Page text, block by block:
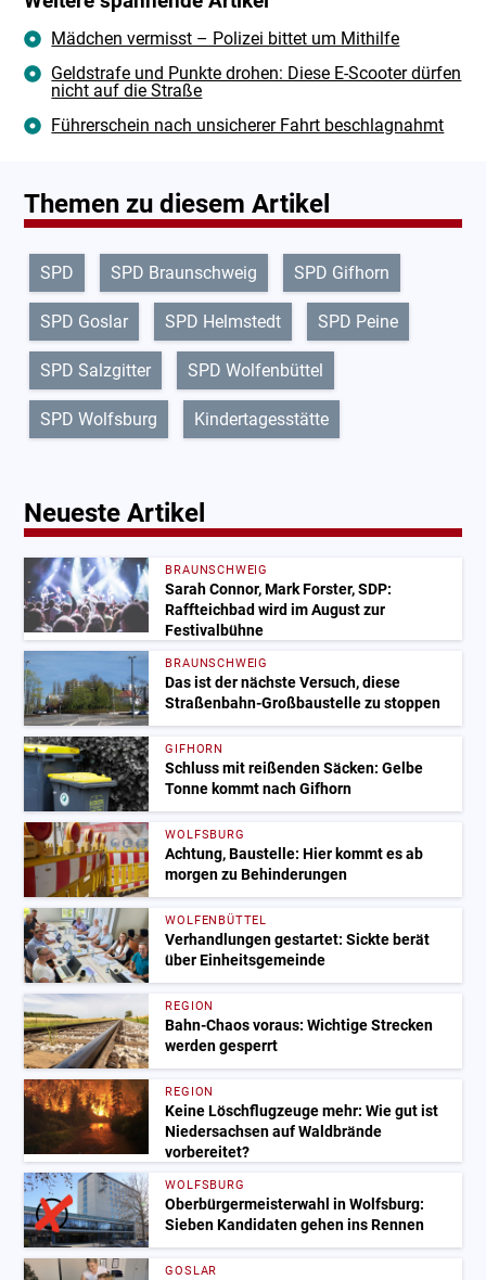
Mädchen vermisst – Polizei bittet um Mithilfe
Geldstrafe und Punkte drohen: Diese E-Scooter dürfen
nicht auf die Straße
Führerschein nach unsicherer Fahrt beschlagnahmt
Themen zu diesem Artikel
SPD SPD Braunschweig SPD Gifhorn
SPD Goslar SPD Helmstedt SPD Peine
SPD Salzgitter SPD Wolfenbüttel
SPD Wolfsburg Kindertagesstätte
Neueste Artikel
BRAUNSCHWEIG
Sarah Connor, Mark Forster, SDP:
Raffteichbad wird im August zur
Festivalbühne
BRAUNSCHWEIG
Das ist der nächste Versuch, diese
Straßenbahn-Großbaustelle zu stoppen
GIFHORN
Schluss mit reißenden Säcken: Gelbe
Tonne kommt nach Gifhorn
WOLFSBURG
Achtung, Baustelle: Hier kommt es ab
morgen zu Behinderungen
WOLFENBÜTTEL
Verhandlungen gestartet: Sickte berät
über Einheitsgemeinde
REGION
Bahn-Chaos voraus: Wichtige Strecken
werden gesperrt
REGION
Keine Löschflugzeuge mehr: Wie gut ist
Niedersachsen auf Waldbrände
vorbereitet?
WOLFSBURG
Oberbürgermeisterwahl in Wolfsburg:
Sieben Kandidaten gehen ins Rennen
GOSLAR